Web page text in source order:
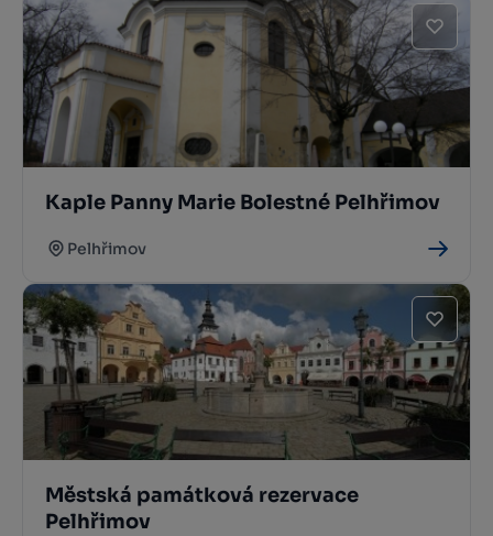
Kaple Panny Marie Bolestné Pelhřimov
Pelhřimov
Městská památková rezervace
Pelhřimov